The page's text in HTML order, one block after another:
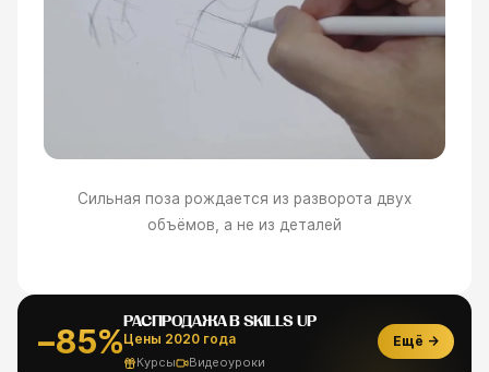
Сильная поза рождается из разворота двух
объёмов, а не из деталей
−85%
РАСПРОДАЖА В SKILLS UP
Цены 2020 года
Курсы Видеоуроки
Ещё →